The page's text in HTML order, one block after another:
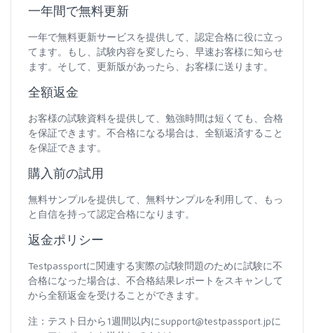
一年間で無料更新
一年で無料更新サービスを提供して、認定合格に役に立っ
てます。もし、試験内容を変したら、早速お客様に知らせ
ます。そして、更新版があったら、お客様に送ります。
全額返金
お客様の試験資料を提供して、勉強時間は短くても、合格
を保証できます。不合格になる場合は、全額返済すること
を保証できます。
購入前の試用
無料サンプルを提供して、無料サンプルを利用して、もっ
と自信を持って認定合格になります。
返金ポリシー
Testpassportに関連する実際の試験問題のために試験に不
合格になった場合は、不合格結果レポートをスキャンして
から全額返金を受けることができます。
注：テスト日から1週間以内にsupport@testpassport.jpに